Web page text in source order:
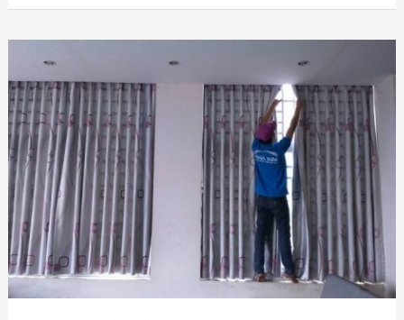
giặt
rèm
cửa
Quảng
Ngãi
uy
tín
|
Nhà
Kim